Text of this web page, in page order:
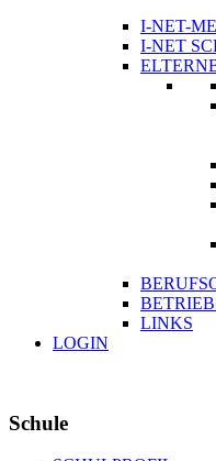
I-NET-
I-NET
LINKS
LOGIN
Schule